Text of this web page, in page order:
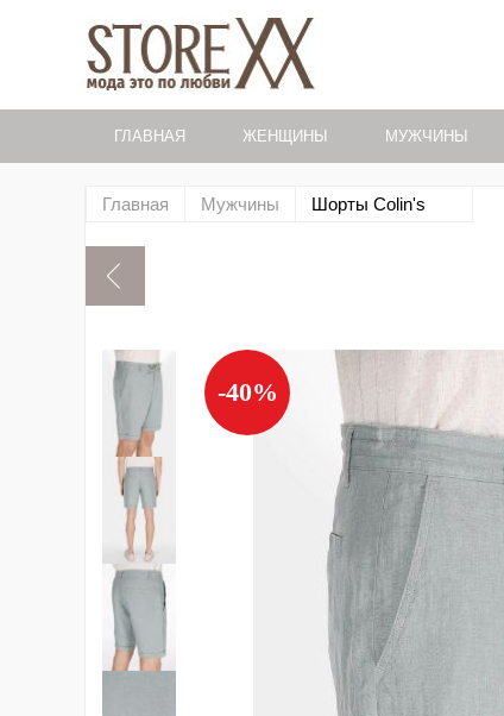
ГЛАВНАЯ ЖЕНЩИНЫ МУЖЧИНЫ
Главная Мужчины Шорты Colin's
-40%